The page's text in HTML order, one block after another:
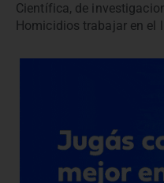
Científica, de
Homicidios trabajar en el